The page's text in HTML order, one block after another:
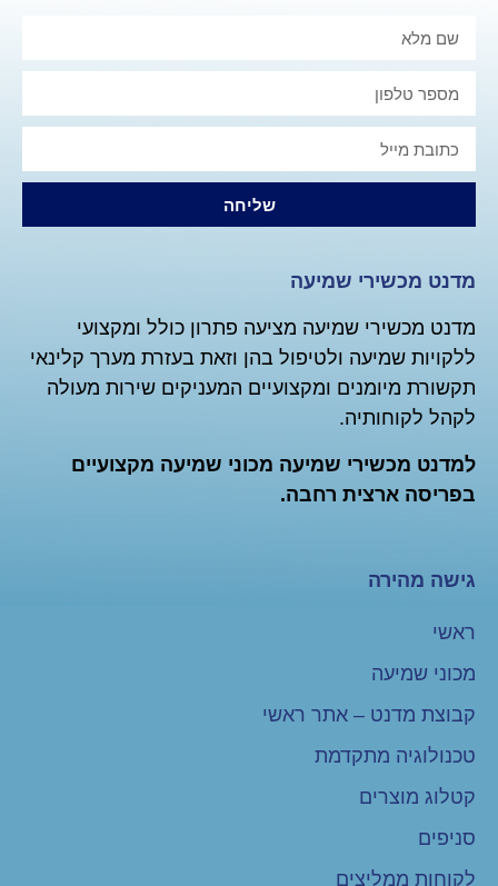
שליחה
מדנט מכשירי שמיעה
מדנט מכשירי שמיעה מציעה פתרון כולל ומקצועי
ללקויות שמיעה ולטיפול בהן וזאת בעזרת מערך קלינאי
תקשורת מיומנים ומקצועיים המעניקים שירות מעולה
לקהל לקוחותיה.
למדנט מכשירי שמיעה מכוני שמיעה מקצועיים
בפריסה ארצית רחבה.
גישה מהירה
ראשי
מכוני שמיעה
קבוצת מדנט – אתר ראשי
טכנולוגיה מתקדמת
קטלוג מוצרים
סניפים
לקוחות ממליצים